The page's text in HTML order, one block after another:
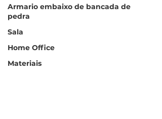
Armario embaixo de bancada de
pedra
Sala
Home Office
Materiais